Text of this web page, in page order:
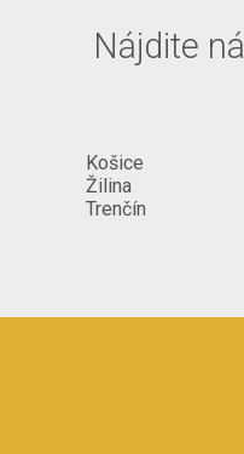
za mnou]
Nájdite
Košice
Žilina
Trenčín